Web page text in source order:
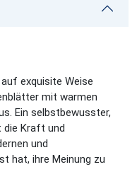
exquisite Weise
mit warmen
Ein selbstbewusster,
Kraft und
und
hat, ihre Meinung zu